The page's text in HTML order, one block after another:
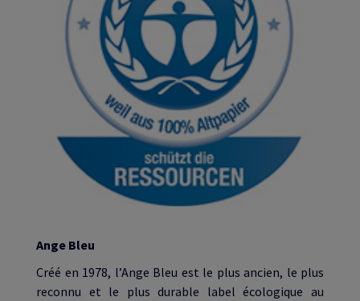
Ange Bleu
Créé en 1978, l’Ange Bleu est le plus ancien, le plus
reconnu et le plus durable label écologique au